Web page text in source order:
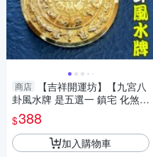
商店
【吉祥開運坊】【九宮八
卦風水牌 是五選一 鎮宅 化煞
轉運氣場 】開光 擇日
$388
加入購物車